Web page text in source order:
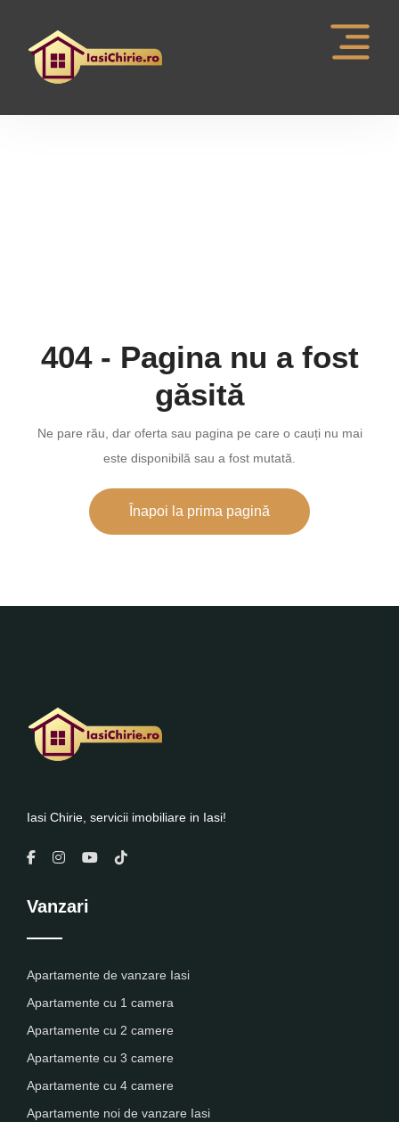
404 - Pagina nu a fost
găsită
Ne pare rău, dar oferta sau pagina pe care o cauți nu mai
este disponibilă sau a fost mutată.
Înapoi la prima pagină
Iasi Chirie, servicii imobiliare in Iasi!
Vanzari
Apartamente de vanzare Iasi
Apartamente cu 1 camera
Apartamente cu 2 camere
Apartamente cu 3 camere
Apartamente cu 4 camere
Apartamente noi de vanzare Iasi